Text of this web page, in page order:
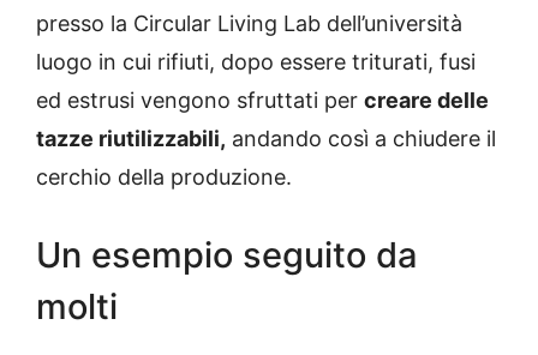
presso la Circular Living Lab dell’università
luogo in cui rifiuti, dopo essere triturati, fusi
ed estrusi vengono sfruttati per creare delle
tazze riutilizzabili, andando così a chiudere il
cerchio della produzione.
Un esempio seguito da
molti